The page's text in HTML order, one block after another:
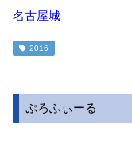
名古屋城
2016
ぷろふぃーる